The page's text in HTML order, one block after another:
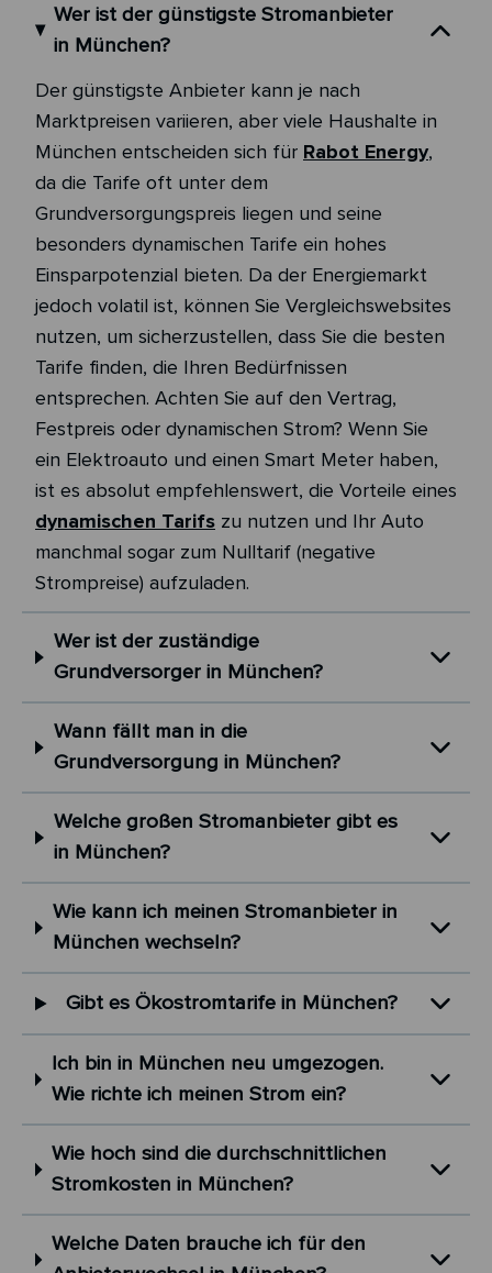
Wer ist der günstigste Stromanbieter
in München?
Der günstigste Anbieter kann je nach
Marktpreisen variieren, aber viele Haushalte in
München entscheiden sich für Rabot Energy,
da die Tarife oft unter dem
Grundversorgungspreis liegen und seine
besonders dynamischen Tarife ein hohes
Einsparpotenzial bieten. Da der Energiemarkt
jedoch volatil ist, können Sie Vergleichswebsites
nutzen, um sicherzustellen, dass Sie die besten
Tarife finden, die Ihren Bedürfnissen
entsprechen. Achten Sie auf den Vertrag,
Festpreis oder dynamischen Strom? Wenn Sie
ein Elektroauto und einen Smart Meter haben,
ist es absolut empfehlenswert, die Vorteile eines
dynamischen Tarifs zu nutzen und Ihr Auto
manchmal sogar zum Nulltarif (negative
Strompreise) aufzuladen.
Wer ist der zuständige
Grundversorger in München?
Wann fällt man in die
Grundversorgung in München?
Welche großen Stromanbieter gibt es
in München?
Wie kann ich meinen Stromanbieter in
München wechseln?
Gibt es Ökostromtarife in München?
Ich bin in München neu umgezogen.
Wie richte ich meinen Strom ein?
Wie hoch sind die durchschnittlichen
Stromkosten in München?
Welche Daten brauche ich für den